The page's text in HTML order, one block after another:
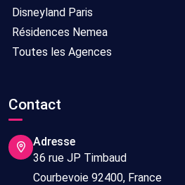
Disneyland Paris
Résidences Nemea
Toutes les Agences
Contact
Adresse
36 rue JP Timbaud
Courbevoie 92400, France